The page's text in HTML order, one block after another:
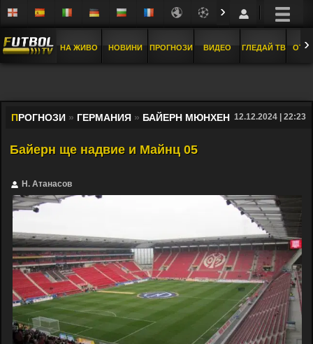
›
НА ЖИВО НОВИНИ ПРОГНОЗИ ВИДЕО ГЛЕДАЙ ТВ ›
ПРОГНОЗИ » ГЕРМАНИЯ » БАЙЕРН МЮНХЕН 12.12.2024 | 22:23
Байерн ще надвие и Майнц 05
Н. Атанасов